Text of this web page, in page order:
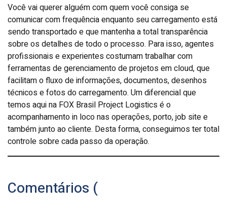
Você vai querer alguém com quem você consiga se
comunicar com frequência enquanto seu carregamento está
sendo transportado e que mantenha a total transparência
sobre os detalhes de todo o processo. Para isso, agentes
profissionais e experientes costumam trabalhar com
ferramentas de gerenciamento de projetos em cloud, que
facilitam o fluxo de informações, documentos, desenhos
técnicos e fotos do carregamento. Um diferencial que
temos aqui na FOX Brasil Project Logistics é o
acompanhamento in loco nas operações, porto, job site e
também junto ao cliente. Desta forma, conseguimos ter total
controle sobre cada passo da operação.
Comentários (